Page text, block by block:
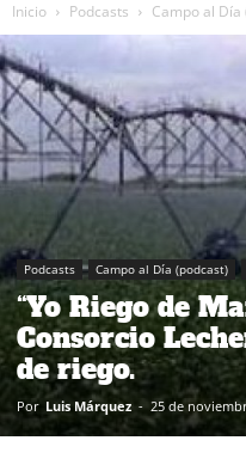
Inicio Podcasts Campo al Día
Podcasts Campo al Día (podcast)
“Yo Riego de
Consorcio
de riego.
Por Luis Márquez - 25 de